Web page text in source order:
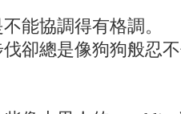
能協調得有格調。
卻總是像狗狗般忍